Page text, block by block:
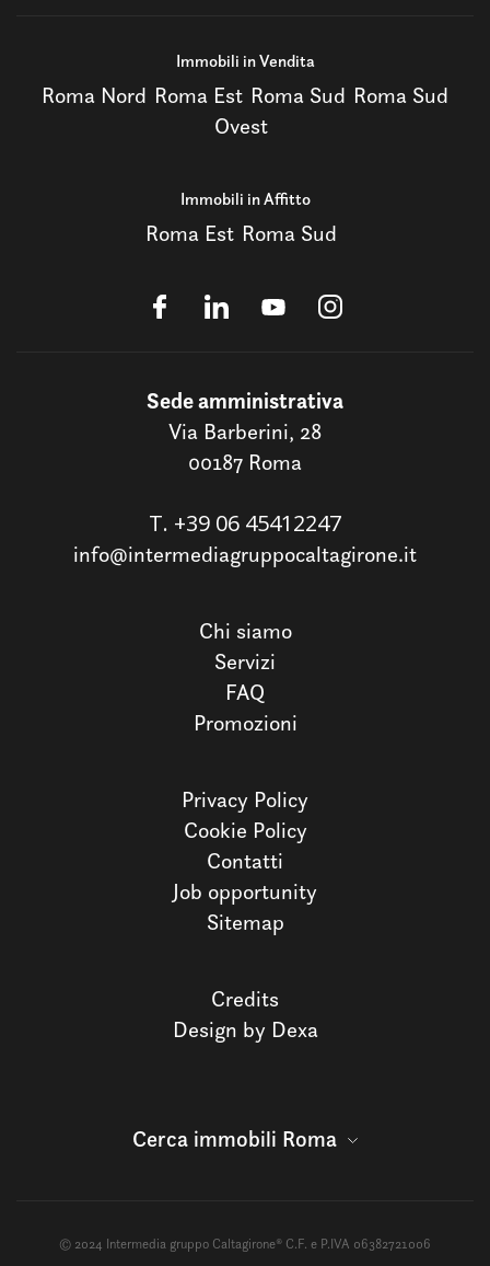
Immobili in Vendita
Roma Nord Roma Est Roma Sud Roma Sud
Ovest
Immobili in Affitto
Roma Est Roma Sud
Sede amministrativa
Via Barberini, 28
00187 Roma
T. +39 06 45412247
info@intermediagruppocaltagirone.it
Chi siamo
Servizi
FAQ
Promozioni
Privacy Policy
Cookie Policy
Contatti
Job opportunity
Sitemap
Credits
Design by Dexa
Cerca immobili Roma
© 2024 Intermedia gruppo Caltagirone® C.F. e P.IVA 06382721006